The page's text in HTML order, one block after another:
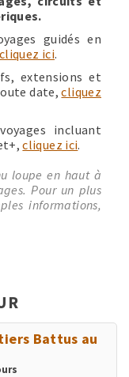
guidés en
cliquez ici.
extensions et
date,cliquez
incluant
cliquez ici.
loupe en haut à
Pour un plus
informations,
Battus au